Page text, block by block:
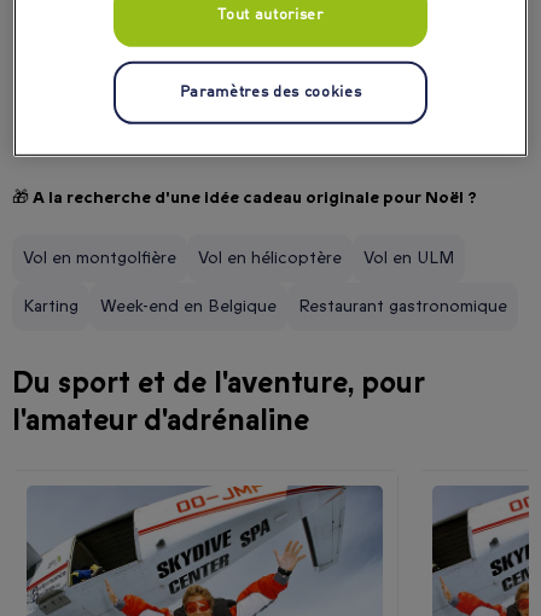
pour partager un moment fort, avec
hébergement et repas inclus selon l’offre.
Souper gastronomique pour 2 en Belgique :idéal pour un
ami gourmet, dans un établissement d’exception à Bruges
par exemple.
🎁 A la recherche d'une idée cadeau originale pour Noël ?
Vol en montgolfière Vol en hélicoptère Vol en ULM
Karting Week-end en Belgique Restaurant gastronomique
Du sport et de l'aventure, pour
l'amateur d'adrénaline
Tout autoriser
Paramètres des cookies